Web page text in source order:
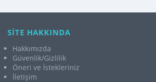
SİTE HAKKINDA
Hakkımızda
Güvenlik/Gizlilik
Öneri ve İstekleriniz
İletişim